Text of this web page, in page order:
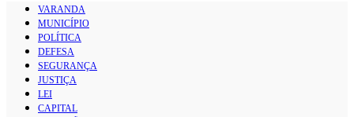
VARANDA
MUNICÍPIO
POLÍTICA
DEFESA
SEGURANÇA
JUSTIÇA
LEI
CAPITAL